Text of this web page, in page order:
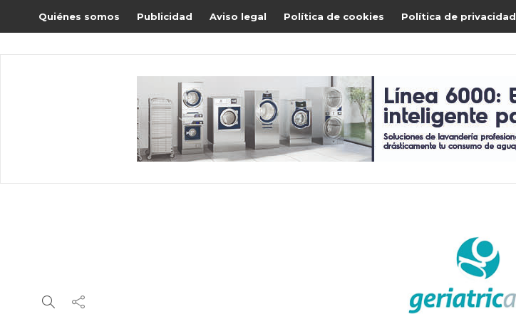
Quiénes somos Publicidad Aviso legal Política de cookies Política de privacidad